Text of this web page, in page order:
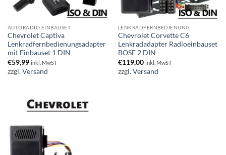
AUTORADIO EINBAUSET
Chevrolet Captiva
Lenkradfernbedienungsadapter
mit Einbauset 1 DIN
€59,99 inkl. MwST
zzgl.Versand
LENKRADFERNBEDIENUNG
Chevrolet Corvette C6
Lenkradadapter Radioeinbauset
BOSE 2 DIN
€119,00 inkl. MwST
zzgl.Versand